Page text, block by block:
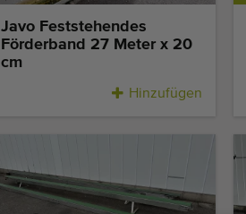
Javo Feststehendes
Förderband 27 Meter x 20
cm
Hinzufügen